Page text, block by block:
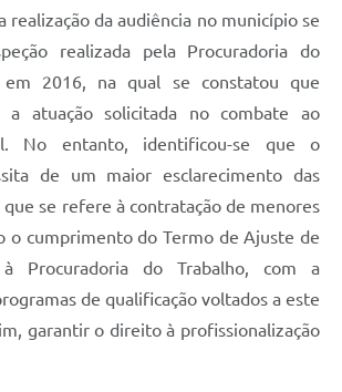
realização da audiência no município se
realizada pela Procuradoria do
em 2016, na qual se constatou que
a atuação solicitada no combate ao
No entanto, identificou-se que o
de um maior esclarecimento das
que se refere à contratação de menores
o cumprimento do Termo de Ajuste de
Procuradoria do Trabalho, com a
de qualificação voltados a este
garantir o direito à profissionalização